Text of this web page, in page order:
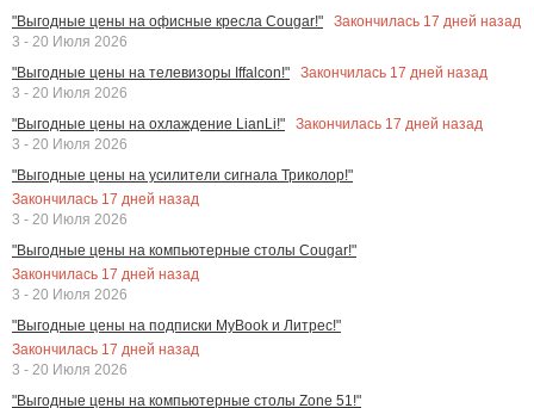
"Выгодные цены на офисные кресла Cougar!"
Закончилась 17 дней назад
3 - 20 Июля 2026
"Выгодные цены на телевизоры Iffalcon!"
Закончилась 17 дней назад
3 - 20 Июля 2026
"Выгодные цены на охлаждение LianLi!"
Закончилась 17 дней назад
3 - 20 Июля 2026
"Выгодные цены на усилители сигнала Триколор!"
Закончилась 17 дней назад
3 - 20 Июля 2026
"Выгодные цены на компьютерные столы Cougar!"
Закончилась 17 дней назад
3 - 20 Июля 2026
"Выгодные цены на подписки MyBook и Литрес!"
Закончилась 17 дней назад
3 - 20 Июля 2026
"Выгодные цены на компьютерные столы Zone 51!"